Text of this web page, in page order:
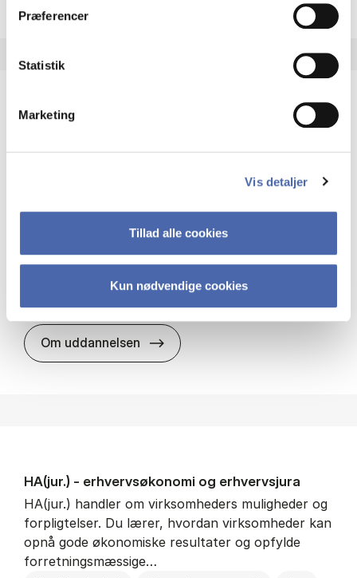
Præferencer
Statistik
Marketing
Vis detaljer
Tillad alle cookies
Kun nødvendige cookies
HA(it.) - erhvervs­økonomi og informations­
virksomheders muligheder og udfordringer inden
Organisation og ledelse
Om uddannelsen HA(it.) - erhvervs­økonomi og
HA(jur.) - erhvervs­økonomi og erhvervs­jura
HA(jur.) handler om virksomheders muligheder og
forpligtelser. Du lærer, hvordan virksomheder kan
opnå gode økonomiske resultater og opfylde
forretningsmæssige…